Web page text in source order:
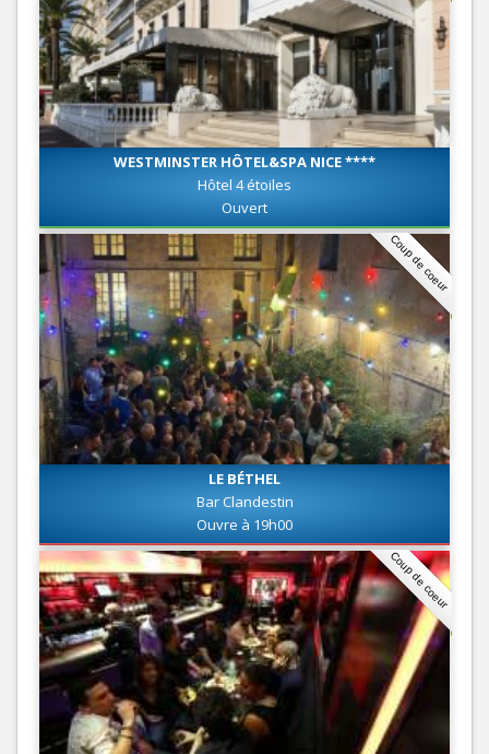
WESTMINSTER HÔTEL&SPA NICE ****
Hôtel 4 étoiles
Ouvert
Coup de coeur
LE BÉTHEL
Bar Clandestin
Ouvre à 19h00
Coup de coeur